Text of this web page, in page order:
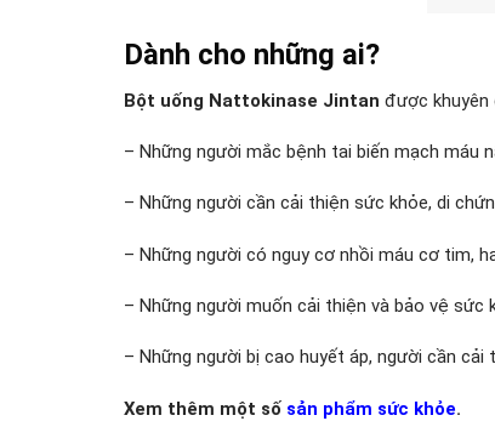
Dành cho những ai?
Bột uống Nattokinase Jintan được khuyên
– Những người mắc bệnh tai biến mạch máu
– Những người cần cải thiện sức khỏe, di
– Những người có nguy cơ nhồi máu cơ tim,
– Những người muốn cải thiện và bảo vệ sức
– Những người bị cao huyết áp, người cần
Xem thêm một số sản phẩm sức khỏe.